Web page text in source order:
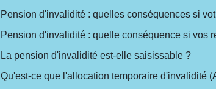
Pension d'invalidité : quelles conséquences si
Pension d'invalidité : quelle conséquence si vos
La pension d'invalidité est-elle saisissable ?
Qu'est-ce que l'allocation temporaire d'invalidité